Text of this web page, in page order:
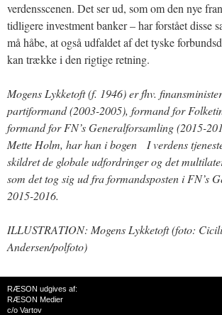
verdensscenen. Det ser ud, som om den nye
tidligere investment banker – har forstået disse
må håbe, at også udfaldet af det tyske
kan trække i den rigtige retning.
Mogens Lykketoft (f. 1946) er fhv.
partiformand (2003-2005), formand for
formand for FN’s Generalforsamling (2015-
Mette Holm, har han i bogen I verdens
skildret de globale udfordringer og det
som det tog sig ud fra formandsposten i FN’s
2015-2016.
ILLUSTRATION: Mogens Lykketoft (foto:
Andersen/polfoto)
RÆSON udgives af:
RÆSON Medier
c/o Vartov